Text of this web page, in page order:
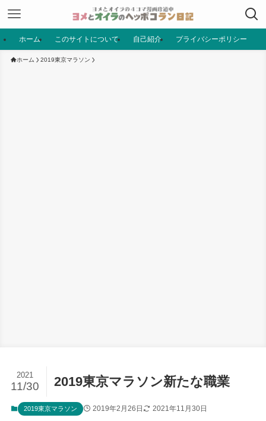
ホーム このサイトについて 自己紹介 プライバシーポリシー
ホーム 2019東京マラソン
2019東京マラソン新たな職業
2021
11/30
2019東京マラソン 2019年2月26日 2021年11月30日